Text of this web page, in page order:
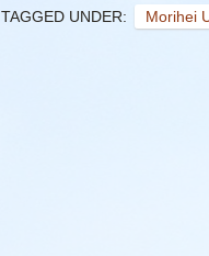
TAGGED UNDER: Morihei